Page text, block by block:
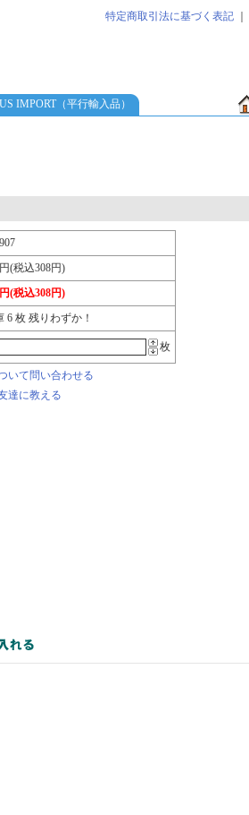
特定商取引法に基づく表記
US IMPORT（平行輸入品）
(税込308円)
(税込308円)
6 枚 残りわずか！
枚
いて問い合わせる
達に教える